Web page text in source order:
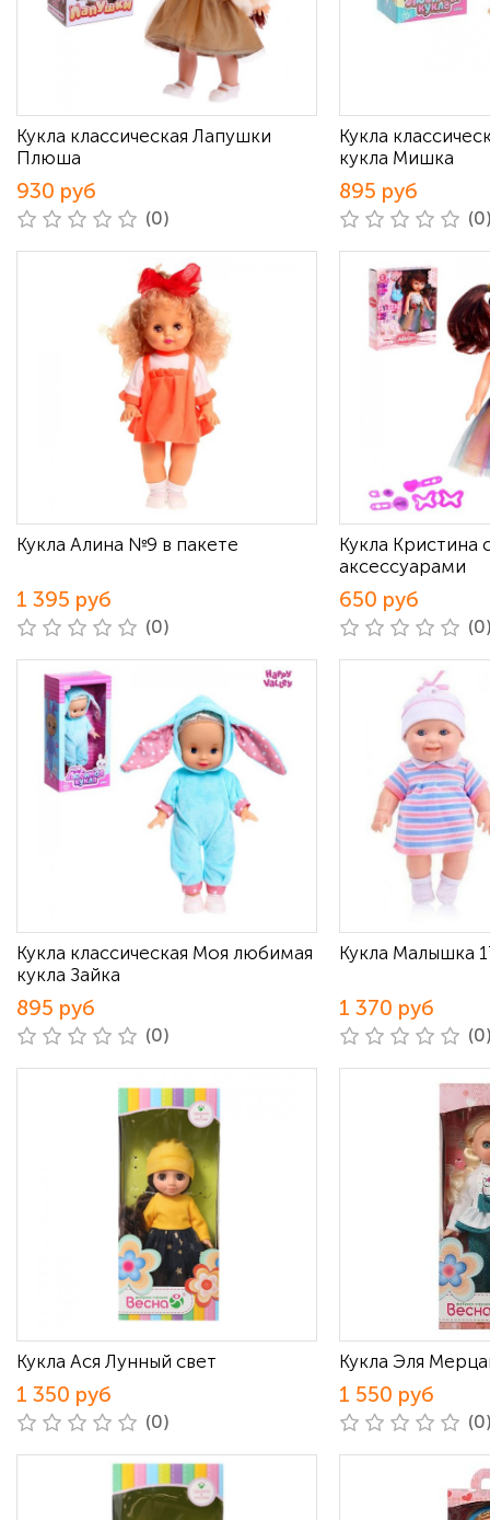
Кукла классическая Лапушки
Плюша
930 руб
(0)
Кукла
кукла Мишка
895 руб
Кукла Алина №9 в пакете
1 395 руб
(0)
Кукла Кристина
аксессуарами
650 руб
Кукла классическая Моя любимая
кукла Зайка
895 руб
(0)
Кукла Малышка
1 370 руб
Кукла Ася Лунный свет
1 350 руб
(0)
Кукла Эля
1 550 руб